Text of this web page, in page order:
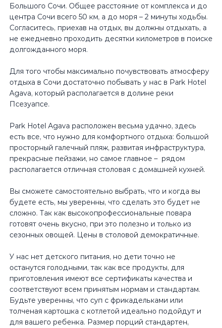
Большого Сочи. Общее расстояние от комплекса и до
центра Сочи всего 50 км, а до моря – 2 минуты ходьбы.
Согласитесь, приехав на отдых, вы должны отдыхать, а
не ежедневно проходить десятки километров в поиске
долгожданного моря.
Для того чтобы максимально почувствовать атмосферу
отдыха в Сочи достаточно побывать у нас в Park Hotel
Agava, который располагается в долине реки
Псезуапсе.
Park Hotel Agava расположен весьма удачно, здесь
есть все, что нужно для комфортного отдыха: большой
просторный галечный пляж, развитая инфраструктура,
прекрасные пейзажи, но самое главное – рядом
располагается отличная столовая с домашней кухней.
Вы сможете самостоятельно выбрать, что и когда вы
будете есть, мы уверенны, что сделать это будет не
сложно. Так как высокопрофессиональные повара
готовят очень вкусно, при это полезно и только из
сезонных овощей. Цены в столовой демократичные.
У нас нет детского питания, но дети точно не
останутся голодными, так как все продукты, для
приготовления имеют все сертификаты качества и
соответствуют всем принятым нормам и стандартам.
Будьте уверенны, что суп с фрикадельками или
толченая картошка с котлетой идеально подойдут и
для вашего ребенка. Размер порций стандартен,